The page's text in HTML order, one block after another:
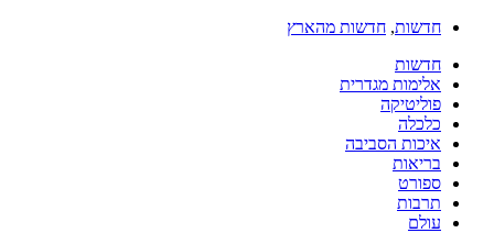
חדשות, חדשות מהארץ
חדשות
אלימות מגדרית
פוליטיקה
כלכלה
איכות הסביבה
בריאות
ספורט
תרבות
עולם